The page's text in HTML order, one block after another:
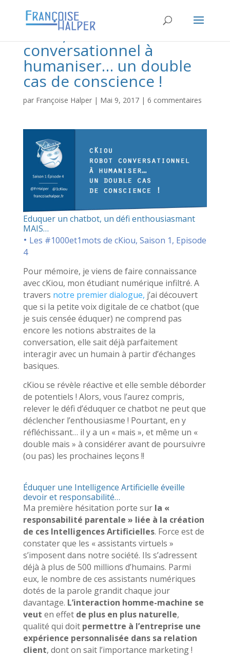
cKiou, robot
conversationnel à
humaniser… un double
cas de conscience !
par Françoise Halper| Mai 9, 2017| 6 commentaires
Eduquer un chatbot, un défi enthousiasmant
MAIS…
• Les #1000et1mots de cKiou, Saison 1, Episode
4
Pour mémoire, je viens de faire connaissance
avec cKiou, mon étudiant numérique infiltré. A
travers notre premier dialogue, j’ai découvert
que si la petite voix digitale de ce chatbot (que
je suis censée éduquer) ne comprend pas
encore les notions abstraites de la
conversation, elle sait déjà parfaitement
interagir avec un humain à partir d’échanges
basiques.
cKiou se révèle réactive et elle semble déborder
de potentiels ! Alors, vous l’aurez compris,
relever le défi d’éduquer ce chatbot ne peut que
déclencher l’enthousiasme ! Pourtant, en y
réfléchissant… il y a un « mais », et même un «
double mais » à considérer avant de poursuivre
(ou pas) les prochaines leçons !!
Éduquer une Intelligence Artificielle éveille
devoir et responsabilité…
Ma première hésitation porte sur la «
responsabilité parentale » liée à la création
de ces Intelligences Artificielles. Force est de
constater que les « assistants virtuels »
s’imposent dans notre société. Ils s’adressent
déjà à plus de 500 millions d’humains. Parmi
eux, le nombre de ces assistants numériques
dotés de la parole grandit chaque jour
davantage. L’interaction homme-machine se
veut en effetde plus en plus naturelle,
qualité qui doit permettre à l’entreprise une
expérience personnalisée dans sa relation
client, dont on sait l’importance marketing !